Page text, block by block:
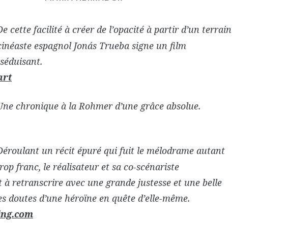
cette facilité à créer de l’opacité à partir d’un terrain
espagnol Jonás Trueba signe un film
chronique à la Rohmer d’une grâce absolue.
un récit épuré qui fuit le mélodrame autant
franc, le réalisateur et sa co-scénariste
retranscrire avec une grande justesse et une belle
doutes d’une héroïne en quête d’elle-même.